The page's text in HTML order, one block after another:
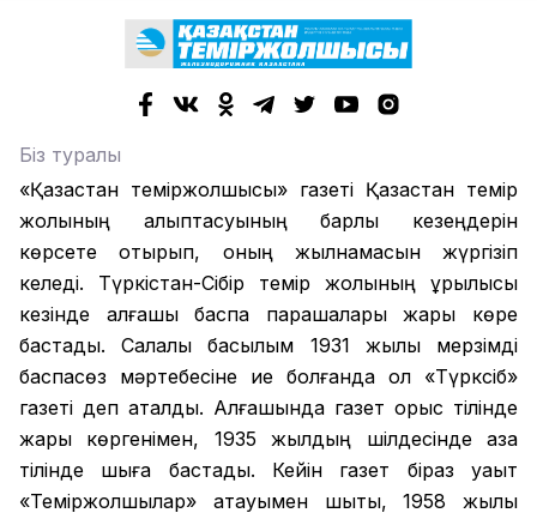
Біз туралы
«Қазақстан теміржолшысы» газеті Қазақстан темір
жолының қалыптасуының барлық кезеңдерін
көрсете отырып, оның жылнамасын жүргізіп
келеді. Түркістан-Сібір темір жолының құрылысы
кезінде алғашқы баспа парақшалары жарық көре
бастады. Салалық басылым 1931 жылы мерзімді
баспасөз мәртебесіне ие болғанда ол «Түрксіб»
газеті деп аталды. Алғашында газет орыс тілінде
жарық көргенімен, 1935 жылдың шілдесінде қазақ
тілінде шыға бастады. Кейін газет біраз уақыт
«Теміржолшылар» атауымен шықты, 1958 жылы